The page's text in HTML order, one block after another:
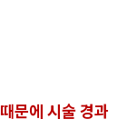
문에 시술 경과